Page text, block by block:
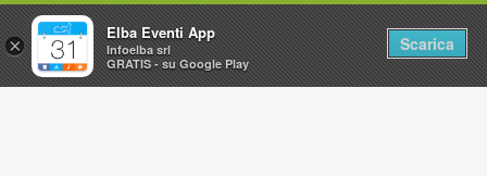
Home
×
Elba Eventi App
Infoelba srl
GRATIS - su Google Play
Scarica